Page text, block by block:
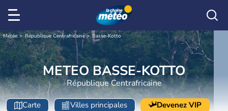
Météo République Centrafricaine Basse-Kotto
METEO BASSE-KOTTO
République Centrafricaine
Carte Villes principales Devenez VIP